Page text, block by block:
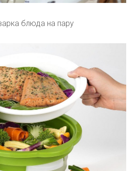
блюда на пару